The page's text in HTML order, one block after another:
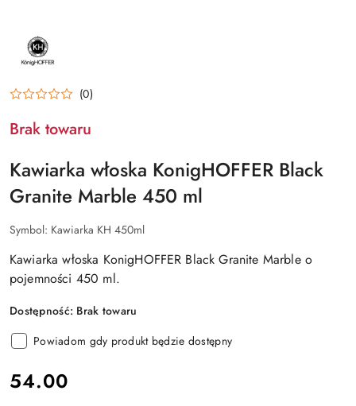
PRODUCENTA:
KONIGHOFFER
(0)
Brak towaru
Kawiarka włoska KonigHOFFER Black
Granite Marble 450 ml
Symbol: Kawiarka KH 450ml
Kawiarka włoska KonigHOFFER Black Granite Marble o
pojemności 450 ml.
Dostępność: Brak towaru
Powiadom gdy produkt będzie dostępny
cena:
54.00